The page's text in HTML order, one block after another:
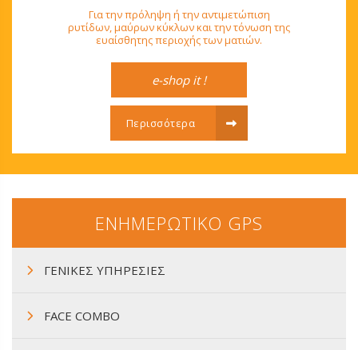
Για την πρόληψη ή την αντιμετώπιση
ρυτίδων, μαύρων κύκλων και την τόνωση της
ευαίσθητης περιοχής των ματιών.
e-shop it !
Περισσότερα
ΕΝΗΜΕΡΩΤΙΚΟ GPS
ΓΕΝΙΚΕΣ ΥΠΗΡΕΣΙΕΣ
FACE COMBO